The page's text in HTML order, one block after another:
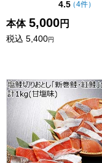
4.5点（5点
（4件の評
）
本体 5,000円
税込 5,400円
塩鮭切りおとし「新